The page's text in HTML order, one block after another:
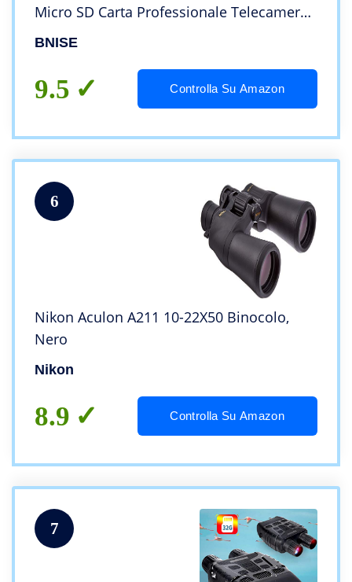
Micro SD Carta Professionale Telecamera
Videocamera a Infrarossi Per La Caccia
BNISE
9.5 Controlla Su Amazon
6
Nikon Aculon A211 10-22X50 Binocolo,
Nero
Nikon
8.9 Controlla Su Amazon
7